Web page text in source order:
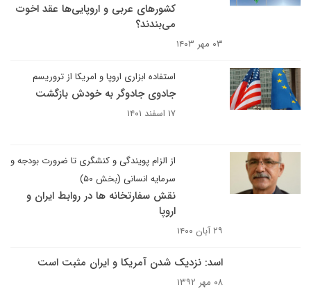
کشورهای عربی و اروپایی‌ها عقد اخوت
می‌بندند؟
۰۳ مهر ۱۴۰۳
استفاده ابزاری اروپا و امریکا از تروریسم
جادوی جادوگر به خودش بازگشت
۱۷ اسفند ۱۴۰۱
از الزام پویندگی و کنشگری تا ضرورت بودجه و
سرمایه انسانی (بخش ۵۰)
نقش سفارتخانه ها در روابط ایران و
اروپا
۲۹ آبان ۱۴۰۰
اسد: نزدیک شدن آمریکا و ایران مثبت است
۰۸ مهر ۱۳۹۲